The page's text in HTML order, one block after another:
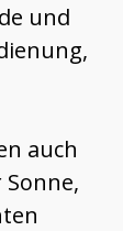
und
auch